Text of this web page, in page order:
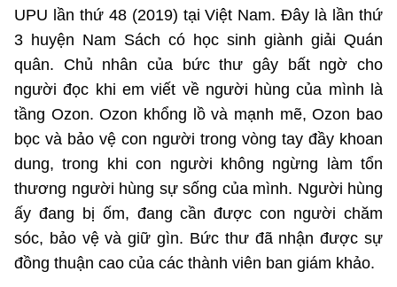
UPU lần thứ 48 (2019) tại Việt Nam. Đây là lần thứ
3 huyện Nam Sách có học sinh giành giải Quán
quân. Chủ nhân của bức thư gây bất ngờ cho
người đọc khi em viết về người hùng của mình là
tầng Ozon. Ozon khổng lồ và mạnh mẽ, Ozon bao
bọc và bảo vệ con người trong vòng tay đầy khoan
dung, trong khi con người không ngừng làm tổn
thương người hùng sự sống của mình. Người hùng
ấy đang bị ốm, đang cần được con người chăm
sóc, bảo vệ và giữ gìn. Bức thư đã nhận được sự
đồng thuận cao của các thành viên ban giám khảo.